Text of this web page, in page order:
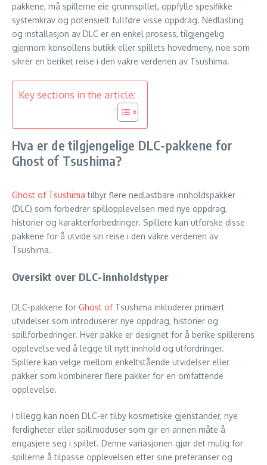
pakkene, må spillerne eie grunnspillet, oppfylle spesifikke
systemkrav og potensielt fullføre visse oppdrag. Nedlasting
og installasjon av DLC er en enkel prosess, tilgjengelig
gjennom konsollens butikk eller spillets hovedmeny, noe som
sikrer en beriket reise i den vakre verdenen av Tsushima.
Key sections in the article:
Hva er de tilgjengelige DLC-pakkene for
Ghost of Tsushima?
Ghost of Tsushima tilbyr flere nedlastbare innholdspakker
(DLC) som forbedrer spillopplevelsen med nye oppdrag,
historier og karakterforbedringer. Spillere kan utforske disse
pakkene for å utvide sin reise i den vakre verdenen av
Tsushima.
Oversikt over DLC-innholdstyper
DLC-pakkene for Ghost ofTsushima inkluderer primært
utvidelser som introduserer nye oppdrag, historier og
spillforbedringer. Hver pakke er designet for å berike spillerens
opplevelse ved å legge til nytt innhold og utfordringer.
Spillere kan velge mellom enkeltstående utvidelser eller
pakker som kombinerer flere pakker for en omfattende
opplevelse.
I tillegg kan noen DLC-er tilby kosmetiske gjenstander, nye
ferdigheter eller spillmoduser som gir en annen måte å
engasjere seg i spillet. Denne variasjonen gjør det mulig for
spillerne å tilpasse opplevelsen etter sine preferanser og